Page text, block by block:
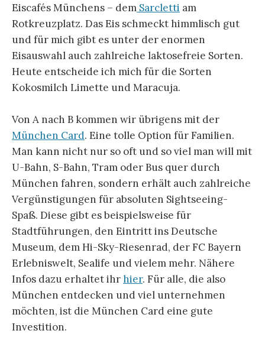
Eiscafés Münchens – dem Sarcletti am
Rotkreuzplatz. Das Eis schmeckt himmlisch gut
und für mich gibt es unter der enormen
Eisauswahl auch zahlreiche laktosefreie Sorten.
Heute entscheide ich mich für die Sorten
Kokosmilch Limette und Maracuja.
Von A nach B kommen wir übrigens mit der
München Card. Eine tolle Option für Familien.
Man kann nicht nur so oft und so viel man will mit
U-Bahn, S-Bahn, Tram oder Bus quer durch
München fahren, sondern erhält auch zahlreiche
Vergünstigungen für absoluten Sightseeing-
Spaß. Diese gibt es beispielsweise für
Stadtführungen, den Eintritt ins Deutsche
Museum, dem Hi-Sky-Riesenrad, der FC Bayern
Erlebniswelt, Sealife und vielem mehr. Nähere
Infos dazu erhaltet ihrhier. Für alle, die also
München entdecken und viel unternehmen
möchten, ist die München Card eine gute
Investition.